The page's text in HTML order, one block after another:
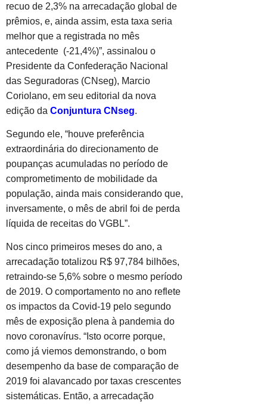
recuo de 2,3% na arrecadação global de
prêmios, e, ainda assim, esta taxa seria
melhor que a registrada no mês
antecedente (-21,4%)”, assinalou o
Presidente da Confederação Nacional
das Seguradoras (CNseg), Marcio
Coriolano, em seu editorial da nova
edição da Conjuntura CNseg.
Segundo ele, “houve preferência
extraordinária do direcionamento de
poupanças acumuladas no período de
comprometimento de mobilidade da
população, ainda mais considerando que,
inversamente, o mês de abril foi de perda
líquida de receitas do VGBL”.
Nos cinco primeiros meses do ano, a
arrecadação totalizou R$ 97,784 bilhões,
retraindo-se 5,6% sobre o mesmo período
de 2019. O comportamento no ano reflete
os impactos da Covid-19 pelo segundo
mês de exposição plena à pandemia do
novo coronavírus. “Isto ocorre porque,
como já viemos demonstrando, o bom
desempenho da base de comparação de
2019 foi alavancado por taxas crescentes
sistemáticas. Então, a arrecadação